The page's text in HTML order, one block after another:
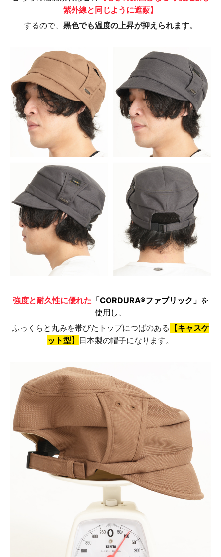
紫外線と同じように遮蔽】
するので、 黒色でも温度の上昇が抑えられます。
強度と耐久性に優れた 「CORDURA®ファブリック」 を
使用し、
ふっくらと丸みを帯びたトップにつばのある 【キャスケ
ット型】 日本製の帽子になります。